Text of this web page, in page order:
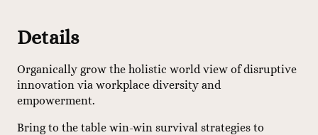
Details
Organically grow the holistic world view of disruptive
innovation via workplace diversity and
empowerment.
Bring to the table win-win survival strategies to